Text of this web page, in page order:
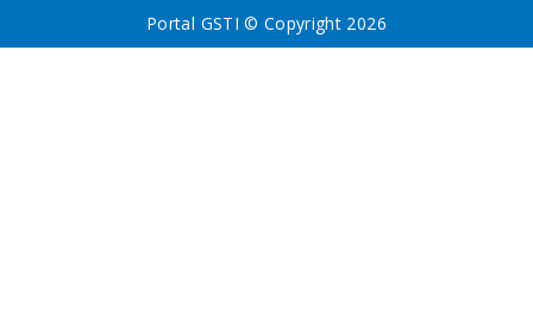
Portal GSTI © Copyright 2026